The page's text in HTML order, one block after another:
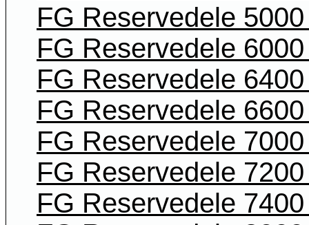
FG Reservedele
FG Reservedele
FG Reservedele
FG Reservedele
FG Reservedele
FG Reservedele
FG Reservedele